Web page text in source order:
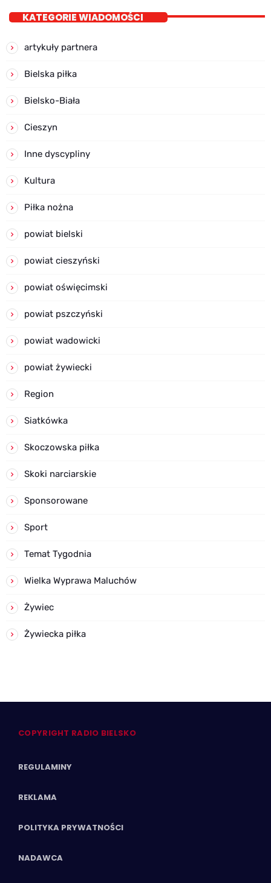
KATEGORIE WIADOMOŚCI
artykuły partnera
Bielska piłka
Bielsko-Biała
Cieszyn
Inne dyscypliny
Kultura
Piłka nożna
powiat bielski
powiat cieszyński
powiat oświęcimski
powiat pszczyński
powiat wadowicki
powiat żywiecki
Region
Siatkówka
Skoczowska piłka
Skoki narciarskie
Sponsorowane
Sport
Temat Tygodnia
Wielka Wyprawa Maluchów
Żywiec
Żywiecka piłka
COPYRIGHT RADIO BIELSKO
REGULAMINY
REKLAMA
POLITYKA PRYWATNOŚCI
NADAWCA